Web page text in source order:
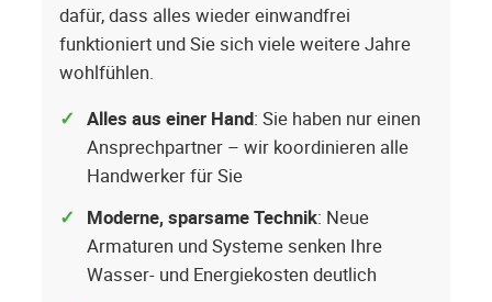
dafür, dass alles wieder einwandfrei
funktioniert und Sie sich viele weitere Jahre
wohlfühlen.
Alles aus einer Hand: Sie haben nur einen
Ansprechpartner – wir koordinieren alle
Handwerker für Sie
Moderne, sparsame Technik: Neue
Armaturen und Systeme senken Ihre
Wasser- und Energiekosten deutlich